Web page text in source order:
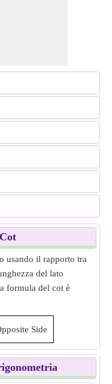
usando il rapporto tra
del lato
formula del cot è
Side